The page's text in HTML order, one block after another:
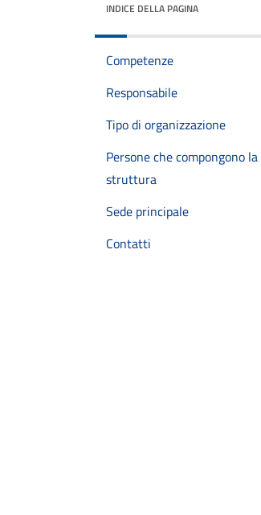
INDICE DELLA PAGINA
Competenze
Responsabile
Tipo di organizzazione
Persone che compongono la
struttura
Sede principale
Contatti